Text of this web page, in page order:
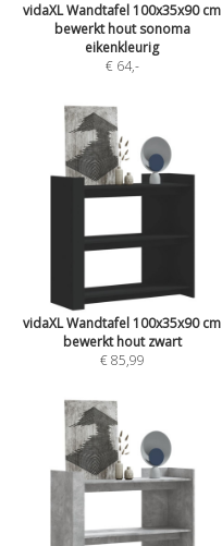
vidaXL Wandtafel 100x35x90 cm
bewerkt hout sonoma
eikenkleurig
€ 64,-
vidaXL Wandtafel 100x35x90 cm
bewerkt hout zwart
€ 85,99